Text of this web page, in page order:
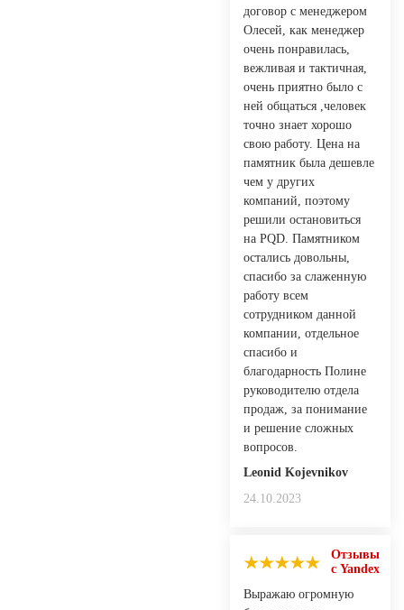
договор с менеджером
Олесей, как менеджер
очень понравилась,
вежливая и тактичная,
очень приятно было с
ней общаться ,человек
точно знает хорошо
свою работу. Цена на
памятник была дешевле
чем у других
компаний, поэтому
решили остановиться
на PQD. Памятником
остались довольны,
спасибо за слаженную
работу всем
сотрудником данной
компании, отдельное
спасибо и
благодарность Полине
руководителю отдела
продаж, за понимание
и решение сложных
вопросов.
Leonid Kojevnikov
24.10.2023
Отзывы
с Yandex
Выражаю огромную